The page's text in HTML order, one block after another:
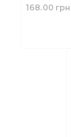
168.00 грн